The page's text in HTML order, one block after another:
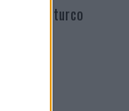
Diturco